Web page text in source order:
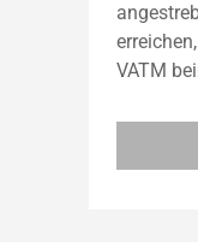
VATM